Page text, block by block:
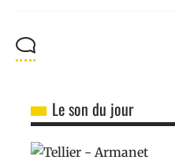
Le son du jour